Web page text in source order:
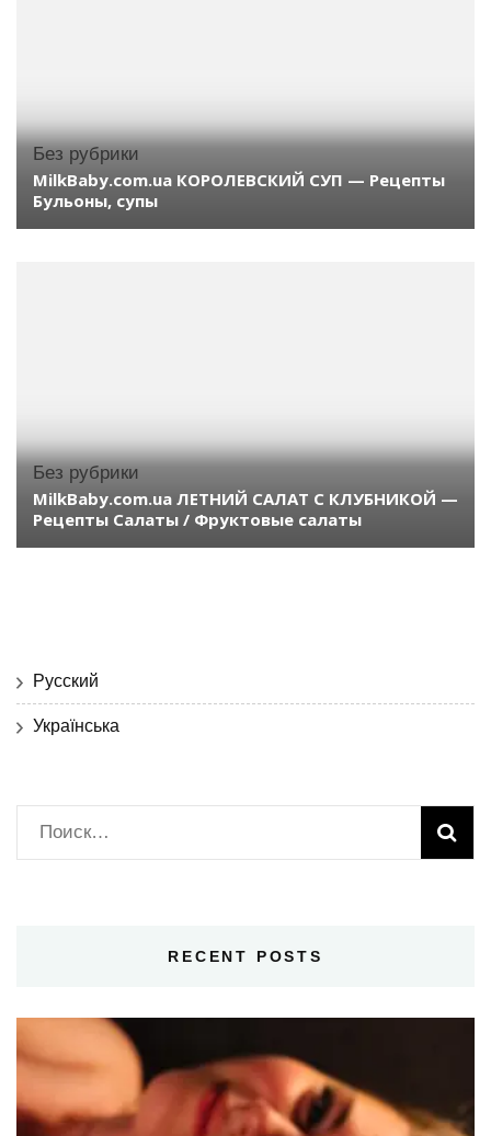
Без рубрики
MilkBaby.com.ua КОРОЛЕВСКИЙ СУП — Рецепты
Бульоны, супы
Без рубрики
MilkBaby.com.ua ЛЕТНИЙ САЛАТ С КЛУБНИКОЙ —
Рецепты Салаты / Фруктовые салаты
Русский
Українська
Найти:
RECENT POSTS